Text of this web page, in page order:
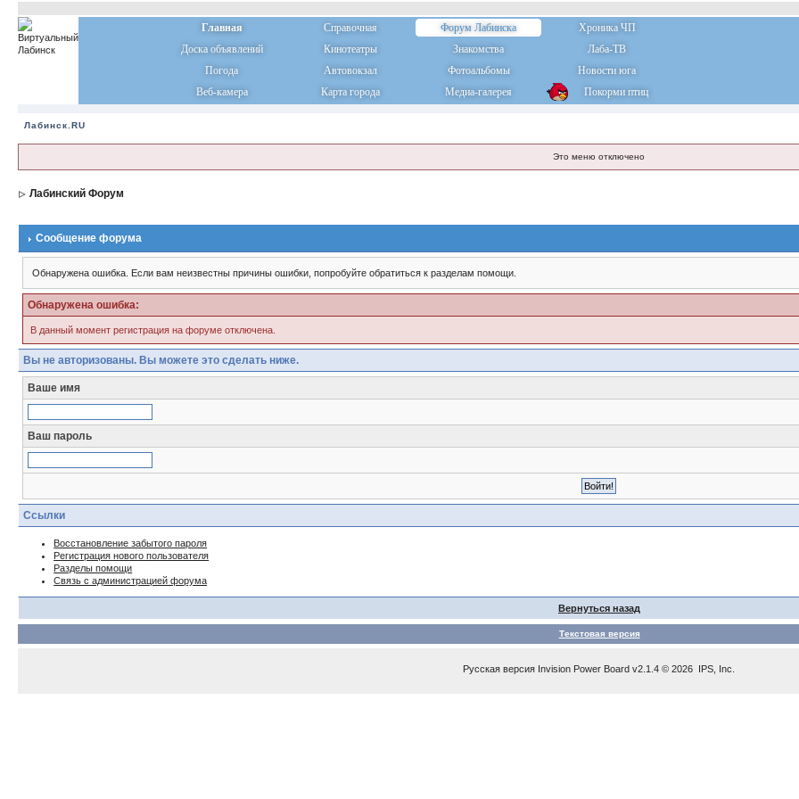
Главная Справочная Форум Лабинска
Хроника ЧП
Доска объявлений
Кинотеатры Знакомства
Лаба-ТВ
Погода
Автовокзал Фотоальбомы
Новости юга
Веб-камера
Карта города Медиа-галерея Покорми птиц
Лабинск.RU
Это меню отключено
Лабинский Форум
Сообщение форума
Обнаружена ошибка. Если вам неизвестны причины ошибки, попробуйте обратиться к разделам помощи.
Обнаружена ошибка:
В данный момент регистрация на форуме отключена.
Вы не авторизованы. Вы можете это сделать ниже.
Ваше имя
Ваш пароль
Ссылки
Восстановление забытого пароля
Регистрация нового пользователя
Разделы помощи
Связь с администрацией форума
Вернуться назад
Текстовая версия
Русская версия Invision Power Board v2.1.4 © 2026 IPS, Inc.